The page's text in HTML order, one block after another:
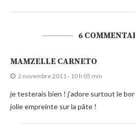
6
MAMZELLE CARNETO
2 novembre 2011 - 10 h 05 min
je testerais bien ! j’adore surtout le
jolie empreinte sur la pâte !